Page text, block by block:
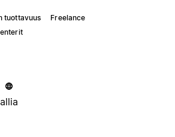
tuottavuus
Freelance